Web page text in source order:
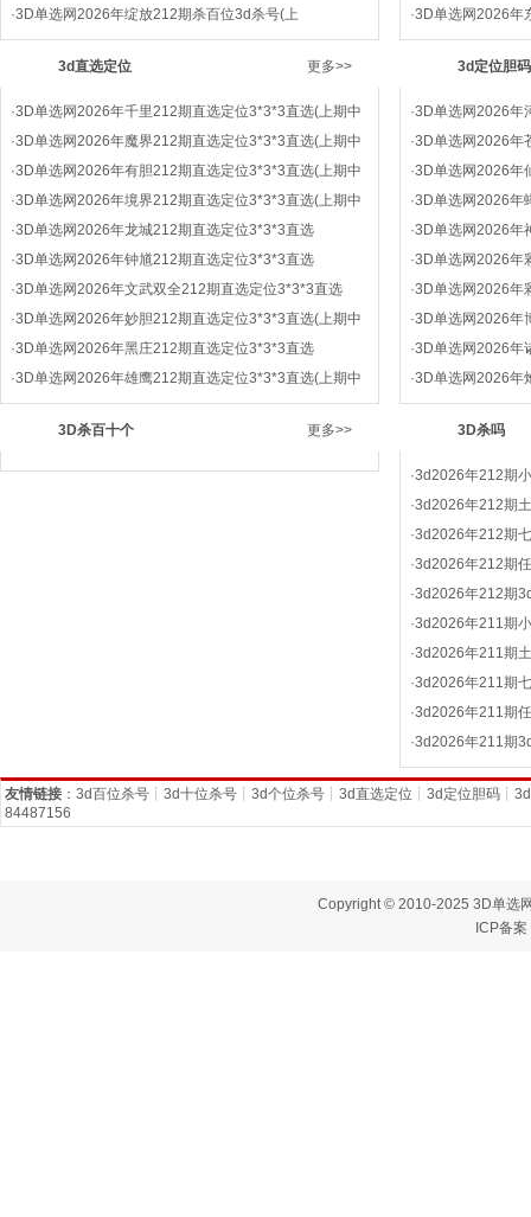
·3D单选网2026年绽放212期杀百位3d杀号(上
·3D单选网2026年
3d直选定位 更多>>
·3D单选网2026年千里212期直选定位3*3*3直选(上期中
·3D单选网2026年魔界212期直选定位3*3*3直选(上期中
·3D单选网2026年有胆212期直选定位3*3*3直选(上期中
·3D单选网2026年境界212期直选定位3*3*3直选(上期中
·3D单选网2026年龙城212期直选定位3*3*3直选
·3D单选网2026年钟馗212期直选定位3*3*3直选
·3D单选网2026年文武双全212期直选定位3*3*3直选
·3D单选网2026年妙胆212期直选定位3*3*3直选(上期中
·3D单选网2026年黑庄212期直选定位3*3*3直选
·3D单选网2026年雄鹰212期直选定位3*3*3直选(上期中
3d定位胆码
·3D单选网2026年
·3D单选网2026年
·3D单选网2026年
·3D单选网2026年
·3D单选网2026年
·3D单选网2026年
·3D单选网2026年
·3D单选网2026年
·3D单选网2026年
·3D单选网2026年
3D杀百十个 更多>> 3D杀吗
·3d2026年212期
·3d2026年212期
·3d2026年212期
·3d2026年212期
·3d2026年212期
·3d2026年211期
·3d2026年211期
·3d2026年211期
·3d2026年211期
·3d2026年211期
友情链接 ： 3d百位杀号 ┊ 3d十位杀号 ┊ 3d个位杀号 ┊ 3d直选定位 ┊ 3d定位胆码 ┊
84487156
Copyright © 2010-2025 3D单选
ICP备